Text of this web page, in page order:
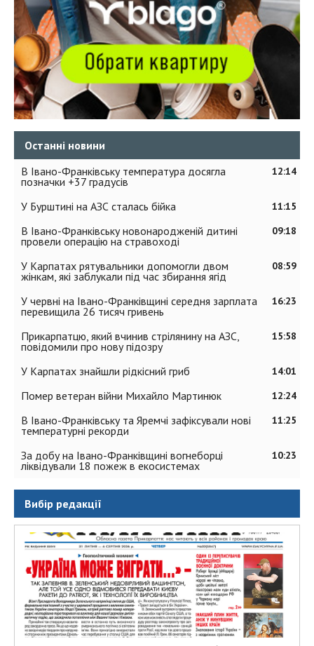
Останні новини
12:14
В Івано-Франківську температура досягла
позначки +37 градусів
11:15
У Бурштині на АЗС сталась бійка
09:18
В Івано-Франківську новонародженій дитині
провели операцію на стравоході
08:59
У Карпатах рятувальники допомогли двом
жінкам, які заблукали під час збирання ягід
16:23
У червні на Івано-Франківщині середня зарплата
перевищила 26 тисяч гривень
15:58
Прикарпатцю, який вчинив стрілянину на АЗС,
повідомили про нову підозру
14:01
У Карпатах знайшли рідкісний гриб
12:24
Помер ветеран війни Михайло Мартинюк
11:25
В Івано-Франківську та Яремчі зафіксували нові
температурні рекорди
10:23
За добу на Івано-Франківщині вогнеборці
ліквідували 18 пожеж в екосистемах
Вибір редакції